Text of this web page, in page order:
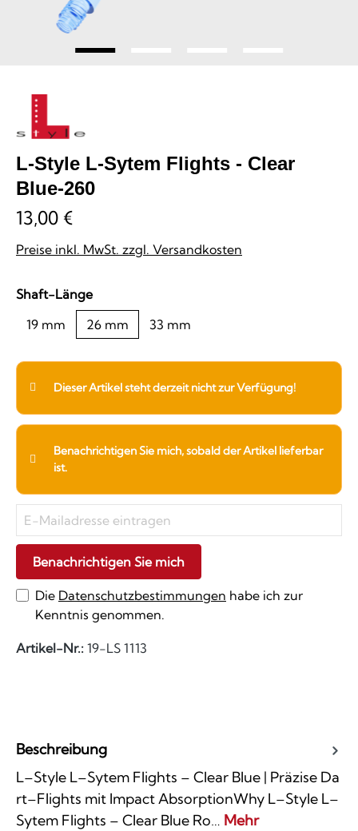
L-Style L-Sytem Flights - Clear
Blue-260
13,00 €
Preise inkl. MwSt. zzgl. Versandkosten
Shaft-Längeauswählen
19 mm
26 mm 33 mm
Dieser Artikel steht derzeit nicht zur Verfügung!
Benachrichtigen Sie mich, sobald der Artikel lieferbar
ist.
Benachrichtigen Sie mich
Die Datenschutzbestimmungen habe ich zur
Kenntnis genommen.
Artikel-Nr.: 19-LS 1113
Beschreibung
L–Style L–Sytem Flights – Clear Blue | Präzise Da
rt–Flights mit Impact AbsorptionWhy L–Style L–
Sytem Flights – Clear Blue Ro… Mehr